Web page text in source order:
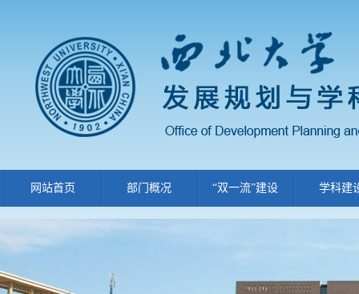
网站首页 部门概况 “双一流”建设 学科建